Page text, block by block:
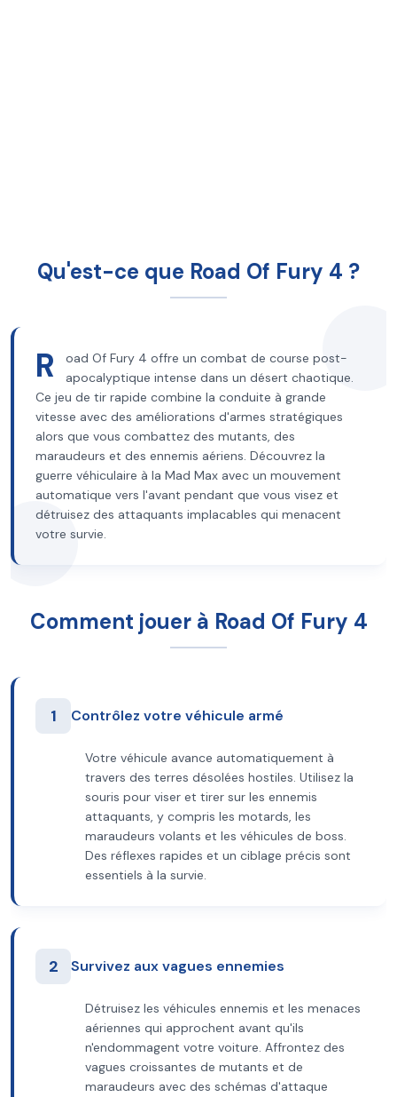
Qu'est-ce que Road Of Fury 4 ?
R
oad Of Fury 4 offre un combat de course post-
apocalyptique intense dans un désert chaotique.
Ce jeu de tir rapide combine la conduite à grande
vitesse avec des améliorations d'armes stratégiques
alors que vous combattez des mutants, des
maraudeurs et des ennemis aériens. Découvrez la
guerre véhiculaire à la Mad Max avec un mouvement
automatique vers l'avant pendant que vous visez et
détruisez des attaquants implacables qui menacent
votre survie.
Comment jouer à Road Of Fury 4
1 Contrôlez votre véhicule armé
Votre véhicule avance automatiquement à
travers des terres désolées hostiles. Utilisez la
souris pour viser et tirer sur les ennemis
attaquants, y compris les motards, les
maraudeurs volants et les véhicules de boss.
Des réflexes rapides et un ciblage précis sont
essentiels à la survie.
2 Survivez aux vagues ennemies
Détruisez les véhicules ennemis et les menaces
aériennes qui approchent avant qu'ils
n'endommagent votre voiture. Affrontez des
vagues croissantes de mutants et de
maraudeurs avec des schémas d'attaque